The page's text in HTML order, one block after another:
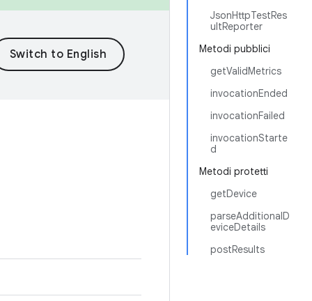
JsonHttpTestRes
ultReporter
Metodi pubblici
getValidMetrics
invocationEnded
invocationFailed
invocationStarte
d
Metodi protetti
getDevice
parseAdditionalD
eviceDetails
postResults